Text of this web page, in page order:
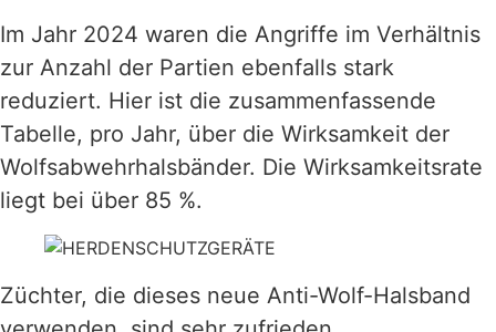
Im Jahr 2024 waren die Angriffe im Verhältnis
zur Anzahl der Partien ebenfalls stark
reduziert. Hier ist die zusammenfassende
Tabelle, pro Jahr, über die Wirksamkeit der
Wolfsabwehrhalsbänder. Die Wirksamkeitsrate
liegt bei über 85 %.
Züchter, die dieses neue Anti-Wolf-Halsband